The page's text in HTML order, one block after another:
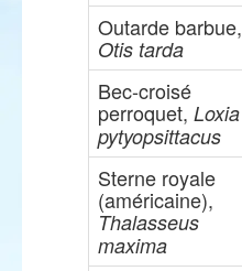
Outarde barbue,
Otis tarda
Bec-croisé
perroquet, Loxia
pytyopsittacus
Sterne royale
(américaine),
Thalasseus
maxima